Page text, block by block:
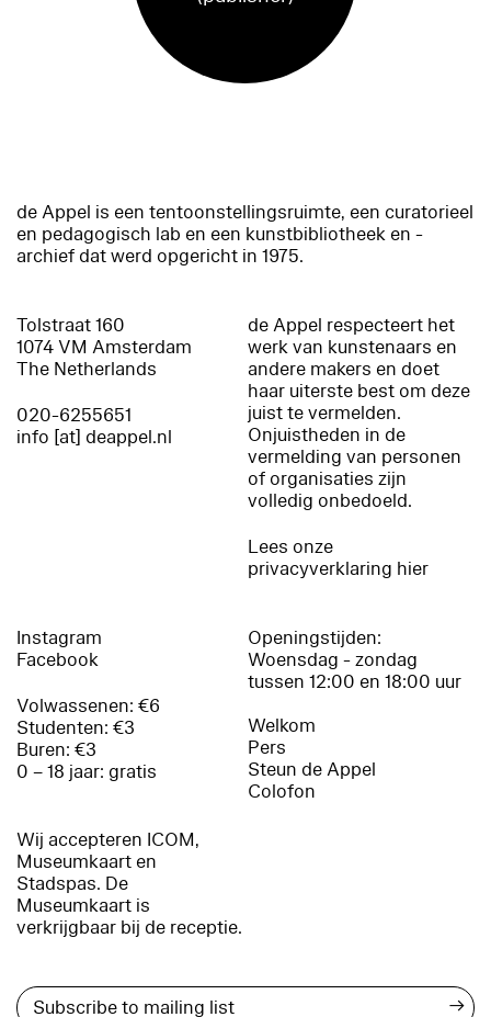
de Appel is een tentoonstellingsruimte, een curatorieel
en pedagogisch lab en een kunstbibliotheek en -
archief dat werd opgericht in 1975.
Tolstraat 160
1074 VM Amsterdam
The Netherlands
020-6255651
info [at] deappel.nl
de Appel respecteert het
werk van kunstenaars en
andere makers en doet
haar uiterste best om deze
juist te vermelden.
Onjuistheden in de
vermelding van personen
of organisaties zijn
volledig onbedoeld.
Lees onze
privacyverklaring hier
Instagram
Facebook
Volwassenen: €6
Studenten: €3
Buren: €3
0 – 18 jaar: gratis
Wij accepteren ICOM,
Museumkaart en
Stadspas. De
Museumkaart is
verkrijgbaar bij de receptie.
Openingstijden:
Woensdag - zondag
tussen 12:00 en 18:00 uur
Welkom
Pers
Steun de Appel
Colofon
→